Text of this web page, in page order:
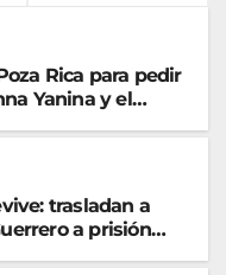
Rica para pedir
Yanina y el
trasladan a
a prisión